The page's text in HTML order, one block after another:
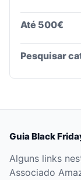
Até 500€
Pesquisar
Guia Black
Alguns links
Associado